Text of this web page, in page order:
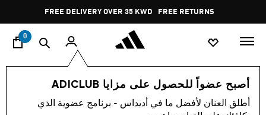
Pause
promotion
rotation
FREE DELIVERY OVER 35 KWD FREE RETURNS
0
أصبح عضواً للحصول على مزايا ADICLUB
أطلق العنان لأفضل ما في أديداس - برنامج عضوية الذي
اسلوب حياة العلامات التجارية أوريجينالز أحذية
-50%